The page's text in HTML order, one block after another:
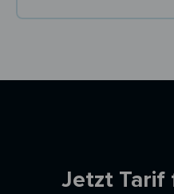
Jetzt Tarif